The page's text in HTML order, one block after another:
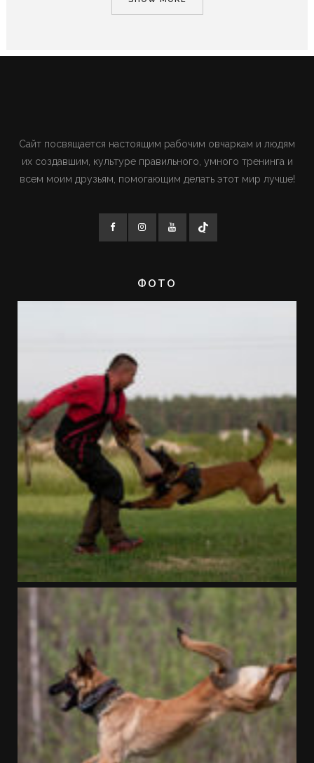
Сайт посвящается настоящим рабочим овчаркам и людям
их создавшим, культуре правильного, умного тренинга и
всем моим друзьям, помогающим делать этот мир лучше!
ФОТО